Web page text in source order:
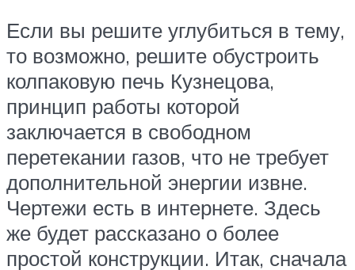
Если вы решите углубиться в тему,
то возможно, решите обустроить
колпаковую печь Кузнецова,
принцип работы которой
заключается в свободном
перетекании газов, что не требует
дополнительной энергии извне.
Чертежи есть в интернете. Здесь
же будет рассказано о более
простой конструкции. Итак, сначала